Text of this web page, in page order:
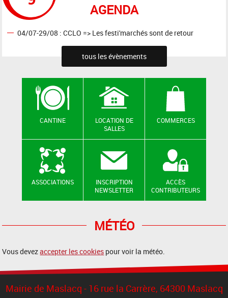
AGENDA
04/07-29/08 : CCLO => Les festi'marchés sont de retour
tous les évènements
CANTINE
LOCATION DE
SALLES
COMMERCES
ASSOCIATIONS
INSCRIPTION
NEWSLETTER
ACCÈS
CONTRIBUTEURS
MÉTÉO
Vous devezaccepter les cookies pour voir la météo.
Mairie de Maslacq - 16 rue la Carrère, 64300 Maslacq